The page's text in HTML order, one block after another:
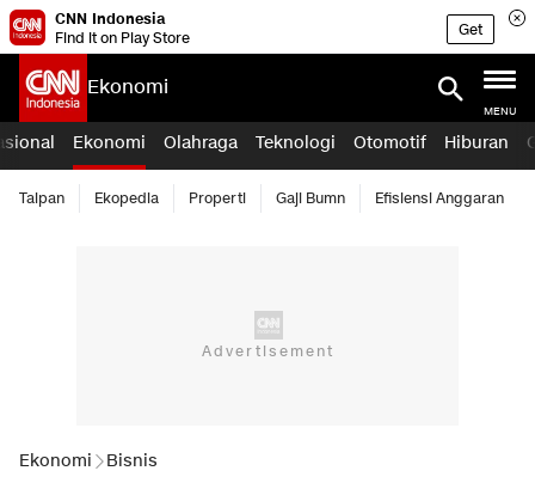
CNN Indonesia
Find it on Play Store
Get
Ekonomi
MENU
Ekonomi Olahraga Teknologi Otomotif Hiburan
Taipan Ekopedia Properti Gaji Bumn Efisiensi Anggaran
Ekonomi Bisnis